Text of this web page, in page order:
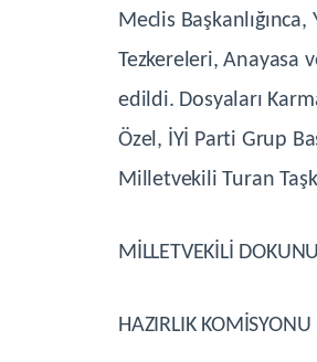
Meclis Başkanlığınca,
Tezkereleri, Anayasa
edildi. Dosyaları
Özel, İYİ Parti Grup
Milletvekili Turan
MİLLETVEKİLİ
HAZIRLIK KOMİSYONU